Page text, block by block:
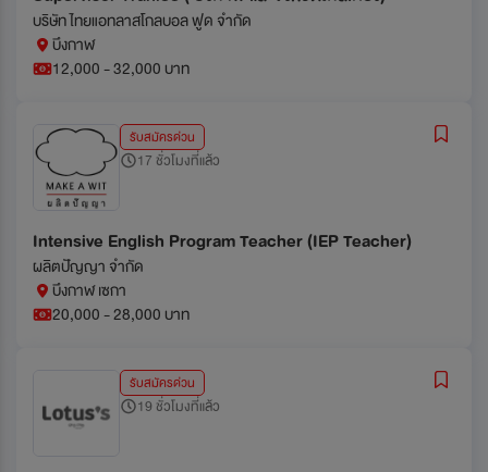
บริษัท ไทยแอทลาสโกลบอล ฟูด จำกัด
บึงกาฬ
12,000 - 32,000 บาท
รับสมัครด่วน
17 ชั่วโมงที่แล้ว
Intensive English Program Teacher (IEP Teacher)
ผลิตปัญญา จำกัด
บึงกาฬ เซกา
20,000 - 28,000 บาท
รับสมัครด่วน
19 ชั่วโมงที่แล้ว